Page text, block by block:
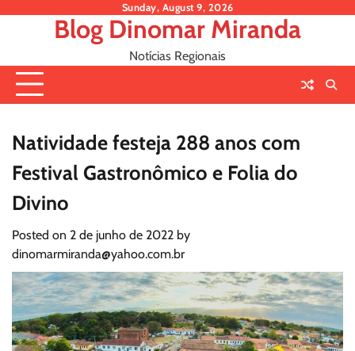
Sunday, August 9, 2026
Blog Dinomar Miranda
Notícias Regionais
Natividade festeja 288 anos com
Festival Gastronômico e Folia do
Divino
Posted on 2 de junho de 2022 by
dinomarmiranda@yahoo.com.br